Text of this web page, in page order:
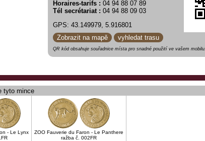
Horaires-tarifs : 04 94 88 07 89
Tél secrétariat : 04 94 88 09 03
GPS: 43.149979, 5.916801
Zobrazit na mapě
vyhledat trasu
QR kód obsahuje souřadnice místa pro snadné použití ve vašem mobilu.
tyto mince
- Le Lynx
ZOO Fauverie du Faron - Le Panthere
ražba č. 002FR